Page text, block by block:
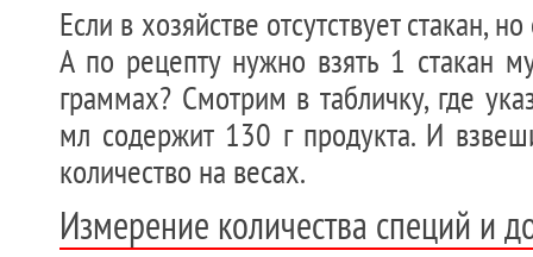
Если в хозяйстве отсутствует стакан,
А по рецепту нужно взять 1 стакан
граммах? Смотрим в табличку, где
мл содержит 130 г продукта. И
количество на весах.
Измерение количества специй и